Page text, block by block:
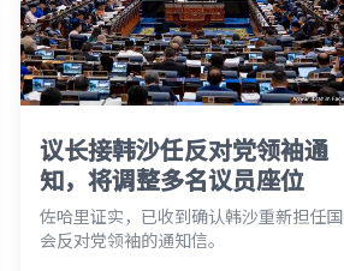
议长接韩沙任反对党领袖通
知，将调整多名议员座位
佐哈里证实，已收到确认韩沙重新担任国
会反对党领袖的通知信。